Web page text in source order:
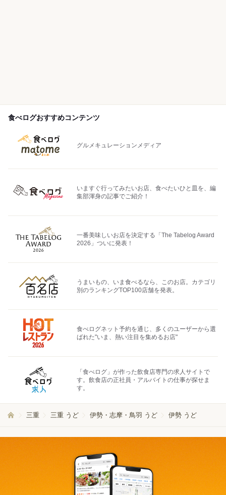
食べログおすすめコンテンツ
グルメキュレーションメディア
いますぐ行ってみたいお店、食べたいひと皿を、編
集部渾身の記事でご紹介！
一番美味しいお店を決定する「The Tabelog Award
2026」ついに発表！
うまいもの、いま食べるなら、このお店。カテゴリ
別のランキングTOP100店舗を発表。
食べログネット予約を通じ、多くのユーザーから選
ばれた"いま、熱い注目を集めるお店"
「食べログ」が作った飲食店専門の求人サイトで
す。飲食店の正社員・アルバイトの仕事が探せま
す。
三重 三重 うど 伊勢・志摩・鳥羽 うど 伊勢 うど